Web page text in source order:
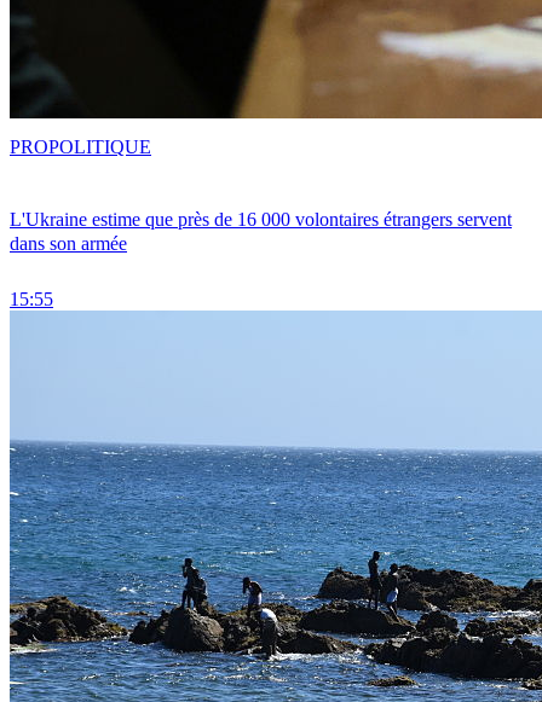
L'Ukraine estime que près de 16 000 volontaires étrangers servent
dans son armée
15:55
PROPOLITIQUE